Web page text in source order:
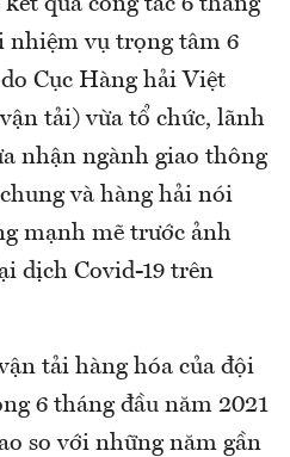
nhiệm vụ trọng tâm 6
Cục Hàng hải Việt
tải) vừa tổ chức, lãnh
nhận ngành giao thông
và hàng hải nói
mạnh mẽ trước ảnh
dịch Covid-19 trên
tải hàng hóa của đội
6 tháng đầu năm 2021
so với những năm gần